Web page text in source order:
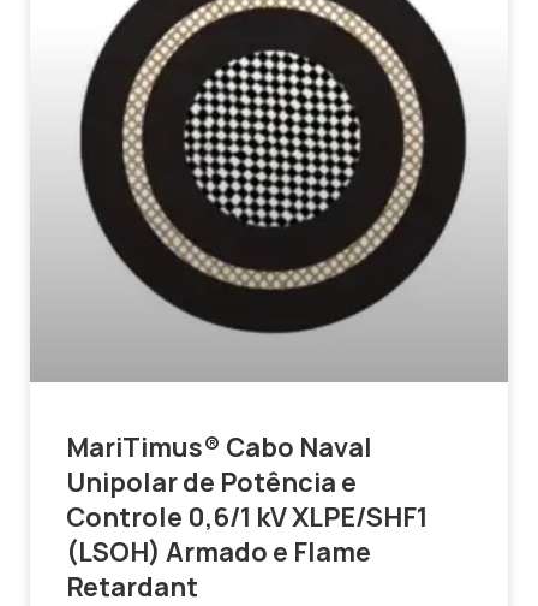
MariTimus® Cabo Naval
Unipolar de Potência e
Controle 0,6/1 kV XLPE/SHF1
(LSOH) Armado e Flame
Retardant